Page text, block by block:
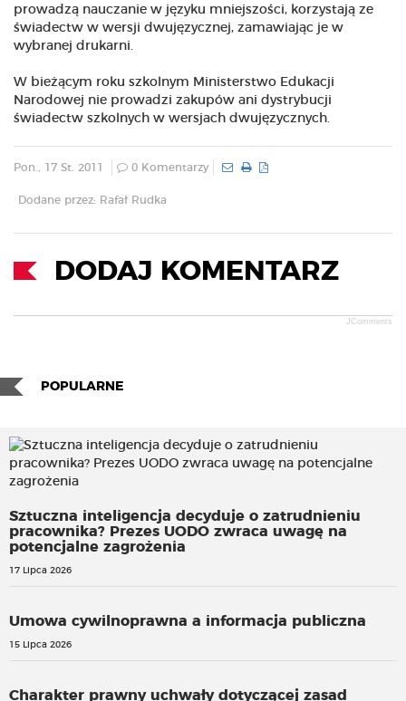
prowadzą nauczanie w języku mniejszości, korzystają ze
świadectw w wersji dwujęzycznej, zamawiając je w
wybranej drukarni.
W bieżącym roku szkolnym Ministerstwo Edukacji
Narodowej nie prowadzi zakupów ani dystrybucji
świadectw szkolnych w wersjach dwujęzycznych.
Pon., 17 St. 2011 0 Komentarzy
Dodane przez: Rafał Rudka
DODAJ KOMENTARZ
JComments
POPULARNE
Sztuczna inteligencja decyduje o zatrudnieniu
pracownika? Prezes UODO zwraca uwagę na
potencjalne zagrożenia
17 Lipca 2026
Umowa cywilnoprawna a informacja publiczna
15 Lipca 2026
Charakter prawny uchwały dotyczącej zasad